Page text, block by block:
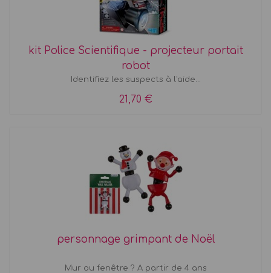
kit Police Scientifique - projecteur portait
robot
Identifiez les suspects à l'aide...
21,70 €
personnage grimpant de Noël
Mur ou fenêtre ? A partir de 4 ans